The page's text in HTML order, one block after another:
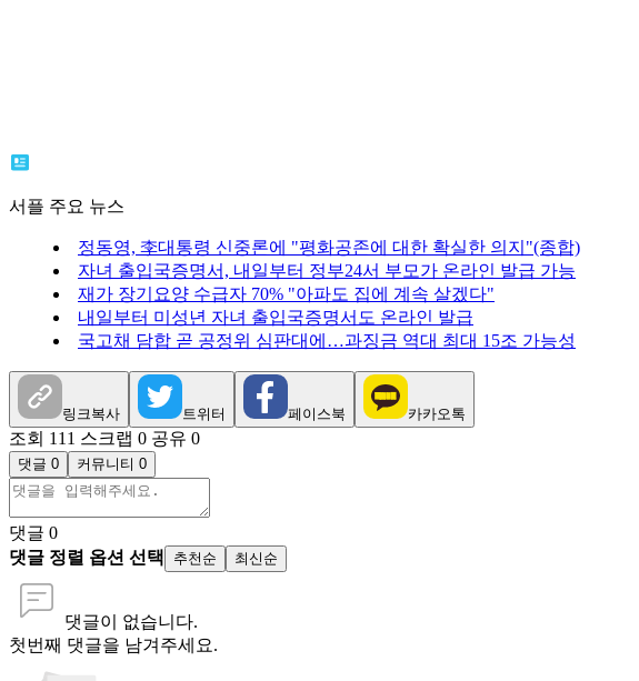
서플 주요 뉴스
정동영, 李대통령 신중론에 "평화공존에 대한 확실한 의지"(종합)
자녀 출입국증명서, 내일부터 정부24서 부모가 온라인 발급 가능
재가 장기요양 수급자 70% "아파도 집에 계속 살겠다"
내일부터 미성년 자녀 출입국증명서도 온라인 발급
국고채 담합 곧 공정위 심판대에…과징금 역대 최대 15조 가능성
링크복사 트위터 페이스북 카카오톡
조회 111 스크랩 0 공유 0
댓글 0 커뮤니티 0
댓글 0
댓글 정렬 옵션 선택
추천순 최신순
댓글이 없습니다.
첫번째 댓글을 남겨주세요.